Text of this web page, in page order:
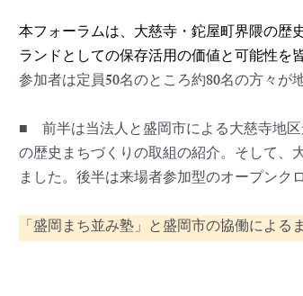
本フォーラムは、大慈寺・鉈屋町界隈の
ランドとしての保存活用の価値と可能性を
参加者は定員50名のところ約80名の方々が
■　前半は当法人と盛岡市による大慈寺地
の歴史まちづくりの取組の紹介。そして、
ました。後半は来場者参加型のオープンク
「盛岡まち並み塾」と盛岡市の協働による